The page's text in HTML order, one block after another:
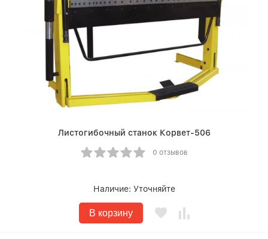
Листогибочный станок Корвет-506
0 отзывов
Наличие: Уточняйте
В корзину